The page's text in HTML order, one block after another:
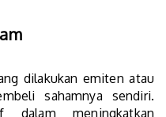
dilakukan emiten atau
sahamnya sendiri.
meningkatkan